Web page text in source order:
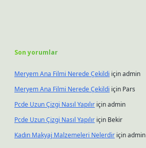
Son yorumlar
Meryem Ana Filmi Nerede Çekildi içinadmin
Meryem Ana Filmi Nerede Çekildi için Pars
Pcde Uzun Çizgi Nasıl Yapılır içinadmin
Pcde Uzun Çizgi Nasıl Yapılır için Bekir
Kadın Makyaj Malzemeleri Nelerdir içinadmin